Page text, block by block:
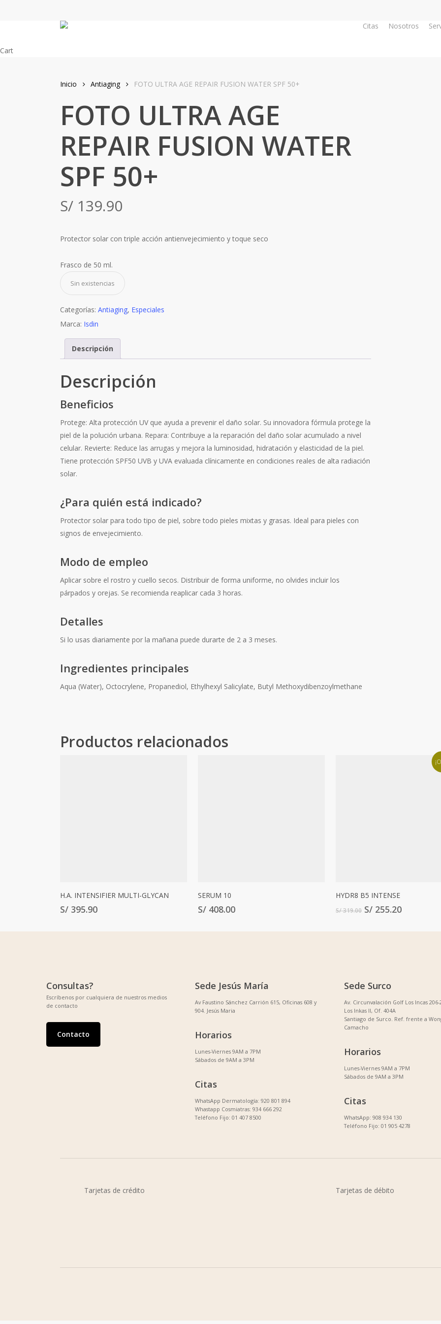
Citas Nosotros
CartClose
Inicio Antiaging FOTO ULTRA AGE REPAIR FUSION WATER SPF 50+
FOTO ULTRA AGE
REPAIR FUSION WATER
SPF 50+
S/ 139.90
Protector solar con triple acción antienvejecimiento y toque seco
Frasco de 50 ml.
Sin existencias
Categorías: Antiaging, Especiales
Marca: Isdin
Descripción
Descripción
Beneficios
Protege: Alta protección UV que ayuda a prevenir el daño solar. Su innovadora fórmula protege la
piel de la polución urbana. Repara: Contribuye a la reparación del daño solar acumulado a nivel
celular. Revierte: Reduce las arrugas y mejora la luminosidad, hidratación y elasticidad de la piel.
Tiene protección SPF50 UVB y UVA evaluada clínicamente en condiciones reales de alta radiación
solar.
¿Para quién está indicado?
Protector solar para todo tipo de piel, sobre todo pieles mixtas y grasas. Ideal para pieles con
signos de envejecimiento.
Modo de empleo
Aplicar sobre el rostro y cuello secos. Distribuir de forma uniforme, no olvides incluir los
párpados y orejas. Se recomienda reaplicar cada 3 horas.
Detalles
Si lo usas diariamente por la mañana puede durarte de 2 a 3 meses.
Ingredientes principales
Aqua (Water), Octocrylene, Propanediol, Ethylhexyl Salicylate, Butyl Methoxydibenzoylmethane
Productos relacionados
Añadir Al Carrito
H.A. INTENSIFIER MULTI-GLYCAN
S/ 395.90
SERUM 10
S/408.00
Leer Más
HYDR8 B5 INTENSE
S/319.00 El
S/255.20El
Consultas?
Escríbenos por cualquiera de nuestros medios
de contacto
Contacto
Sede Jesús María
Av Faustino Sánchez Carrión 615, Oficinas 608 y
904. Jesús Maria
Horarios
Lunes-Viernes 9AM a 7PM
Sábados de 9AM a 3PM
Citas
WhatsApp Dermatología: 920 801 894
Whastapp Cosmiatras: 934 666 292
Teléfono Fijo: 01 407 8500
Sede Surco
Av. Circunvalación Golf Los Incas
Los Inkas II, Of. 404A
Santiago de Surco. Ref. frente a
Camacho
Horarios
Lunes-Viernes 9AM a 7PM
Sábados de 9AM a 3PM
Citas
WhatsApp: 908 934 130
Teléfono Fijo: 01 905 4278
Tarjetas de crédito Tarjetas de débito